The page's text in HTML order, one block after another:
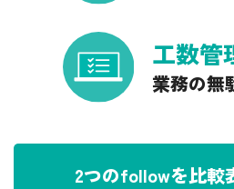
工数管
業務の無
2つのfollowを比較